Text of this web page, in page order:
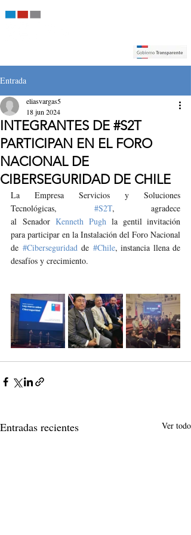
Entrada
INTEGRANTES DE #S2T
PARTICIPAN EN EL FORO
NACIONAL DE
CIBERSEGURIDAD DE CHILE
eliasvargas5
18 jun 2024
La Empresa Servicios y Soluciones
Tecnológicas, #S2T, agradece
al Senador Kenneth Pugh la gentil invitación
para participar en la Instalación del Foro Nacional
de #Ciberseguridad de #Chile, instancia llena de
desafíos y crecimiento.
Entradas recientes Ver todo